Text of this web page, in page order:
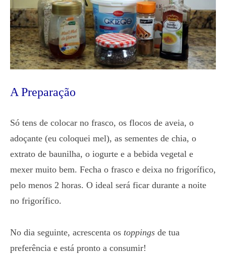
A Preparação
Só tens de colocar no frasco, os flocos de aveia, o
adoçante (eu coloquei mel), as sementes de chia, o
extrato de baunilha, o iogurte e a bebida vegetal e
mexer muito bem. Fecha o frasco e deixa no frigorífico,
pelo menos 2 horas. O ideal será ficar durante a noite
no frigorífico.
No dia seguinte, acrescenta os toppings de tua
preferência e está pronto a consumir!